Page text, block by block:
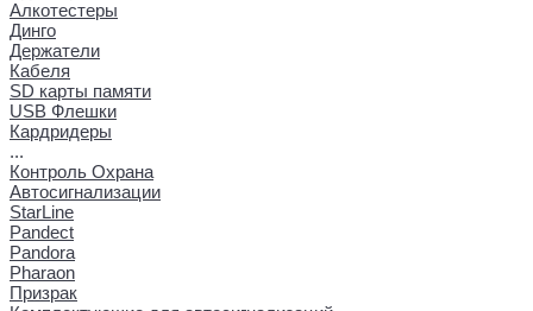
Алкотестеры
Динго
Держатели
Кабеля
SD карты памяти
USB Флешки
Кардридеры
...
Контроль Охрана
Автосигнализации
StarLine
Pandect
Pandora
Pharaon
Призрак